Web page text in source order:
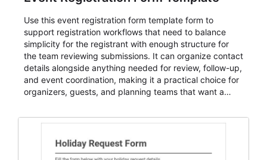
Use this event registration form template form to
support registration workflows that need to balance
simplicity for the registrant with enough structure for
the team reviewing submissions. It can organize contact
details alongside anything needed for review, follow-up,
and event coordination, making it a practical choice for
organizers, guests, and planning teams that want a
and participant management. The form is suitable for
student enrollment, volunteer registration, business
event intake, and membership participation. It helps